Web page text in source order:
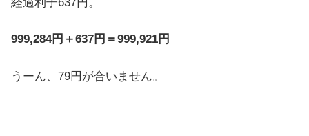
999,284円＋637円＝999,921円
うーん、79円が合いません。